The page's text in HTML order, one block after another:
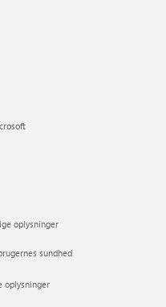
oplysninger
sundhed
oplysninger